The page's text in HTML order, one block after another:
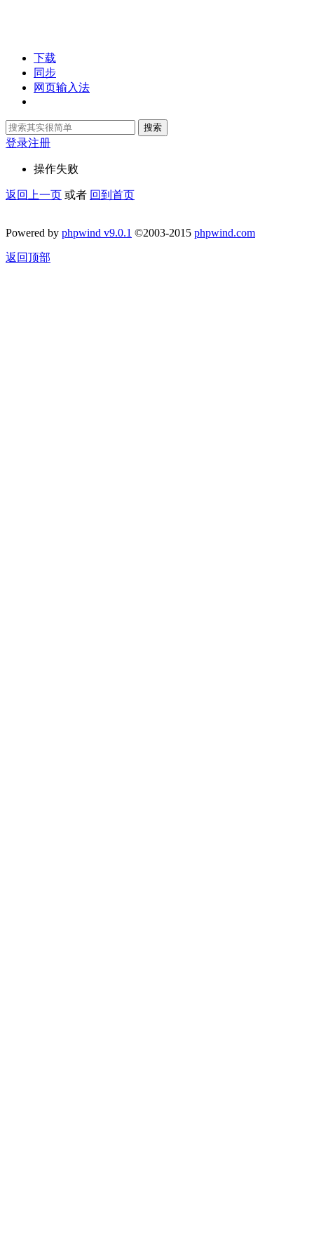
下载
同步
网页输入法
搜索
登录注册
操作失败
返回上一页 或者 回到首页
Powered by phpwind v9.0.1 ©2003-2015 phpwind.com
返回顶部